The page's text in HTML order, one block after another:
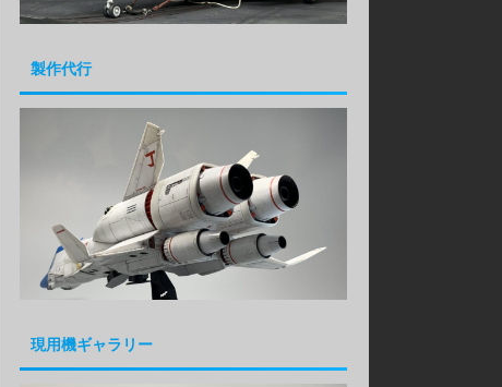
製作代行
現用機ギャラリー